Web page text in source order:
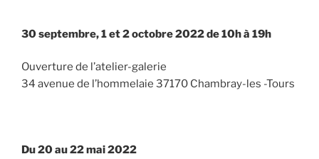
30 septembre, 1 et 2 octobre 2022 de 10h à 19h
Ouverture de l’atelier-galerie
34 avenue de l’hommelaie 37170 Chambray-les -Tours
Du 20 au 22 mai 2022